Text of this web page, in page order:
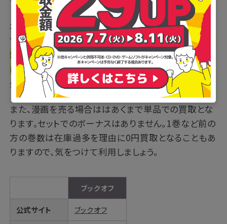
本の買取の際に必要となるダンボールは、1枚200円
で販売されています。段ボールは有料ですが、 1度に19
箱までの集荷が可能なので、大量に商品を売りたい方
にはおすすめです。持ち込み発送も可能で、持ち込み
先も増えて大変便利になりました。
また、漫画を売る場合ははあくまで単品での買取とな
ります。セットでのボーナスはありません。1巻など前の
方の巻数は在庫過多を理由に0円買取となることもあ
りますので、気をつけて利用しましょう。
ブックオフ
公式サイト ブックオフ